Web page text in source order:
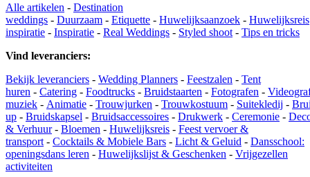
Alle artikelen - Destination
weddings - Duurzaam - Etiquette - Huwelijksaanzoek - Huwelijksreis
inspiratie - Inspiratie - Real Weddings - Styled shoot - Tips en tricks
Vind leveranciers:
Bekijk leveranciers - Wedding Planners - Feestzalen - Tent
huren - Catering - Foodtrucks - Bruidstaarten - Fotografen -
muziek - Animatie - Trouwjurken - Trouwkostuum - Suitekledij -
up - Bruidskapsel - Bruidsaccessoires - Drukwerk - Ceremonie -
& Verhuur- Bloemen - Huwelijksreis - Feest vervoer &
transport - Cocktails & Mobiele Bars - Licht & Geluid - Dansschool:
openingsdans leren - Huwelijkslijst & Geschenken - Vrijgezellen
activiteiten